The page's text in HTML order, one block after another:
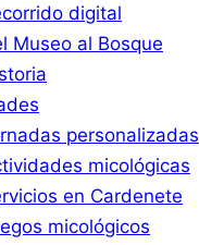
digital
Museo al Bosque
personalizadas
micológicas
en Cardenete
micológicos